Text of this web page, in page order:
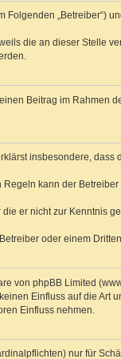
Folgenden „Betreiber“)
die an dieser Stelle
Beitrag im Rahmen
insbesondere, dass
kann der
er nicht zur Kenntnis
oder einem
von phpBB Limited
Einfluss auf die Art
Einfluss nehmen.
nur für